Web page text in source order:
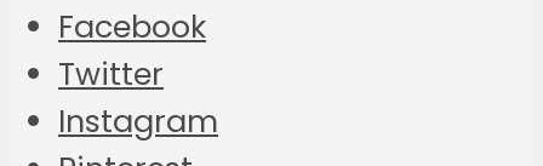
Facebook
Twitter
Instagram